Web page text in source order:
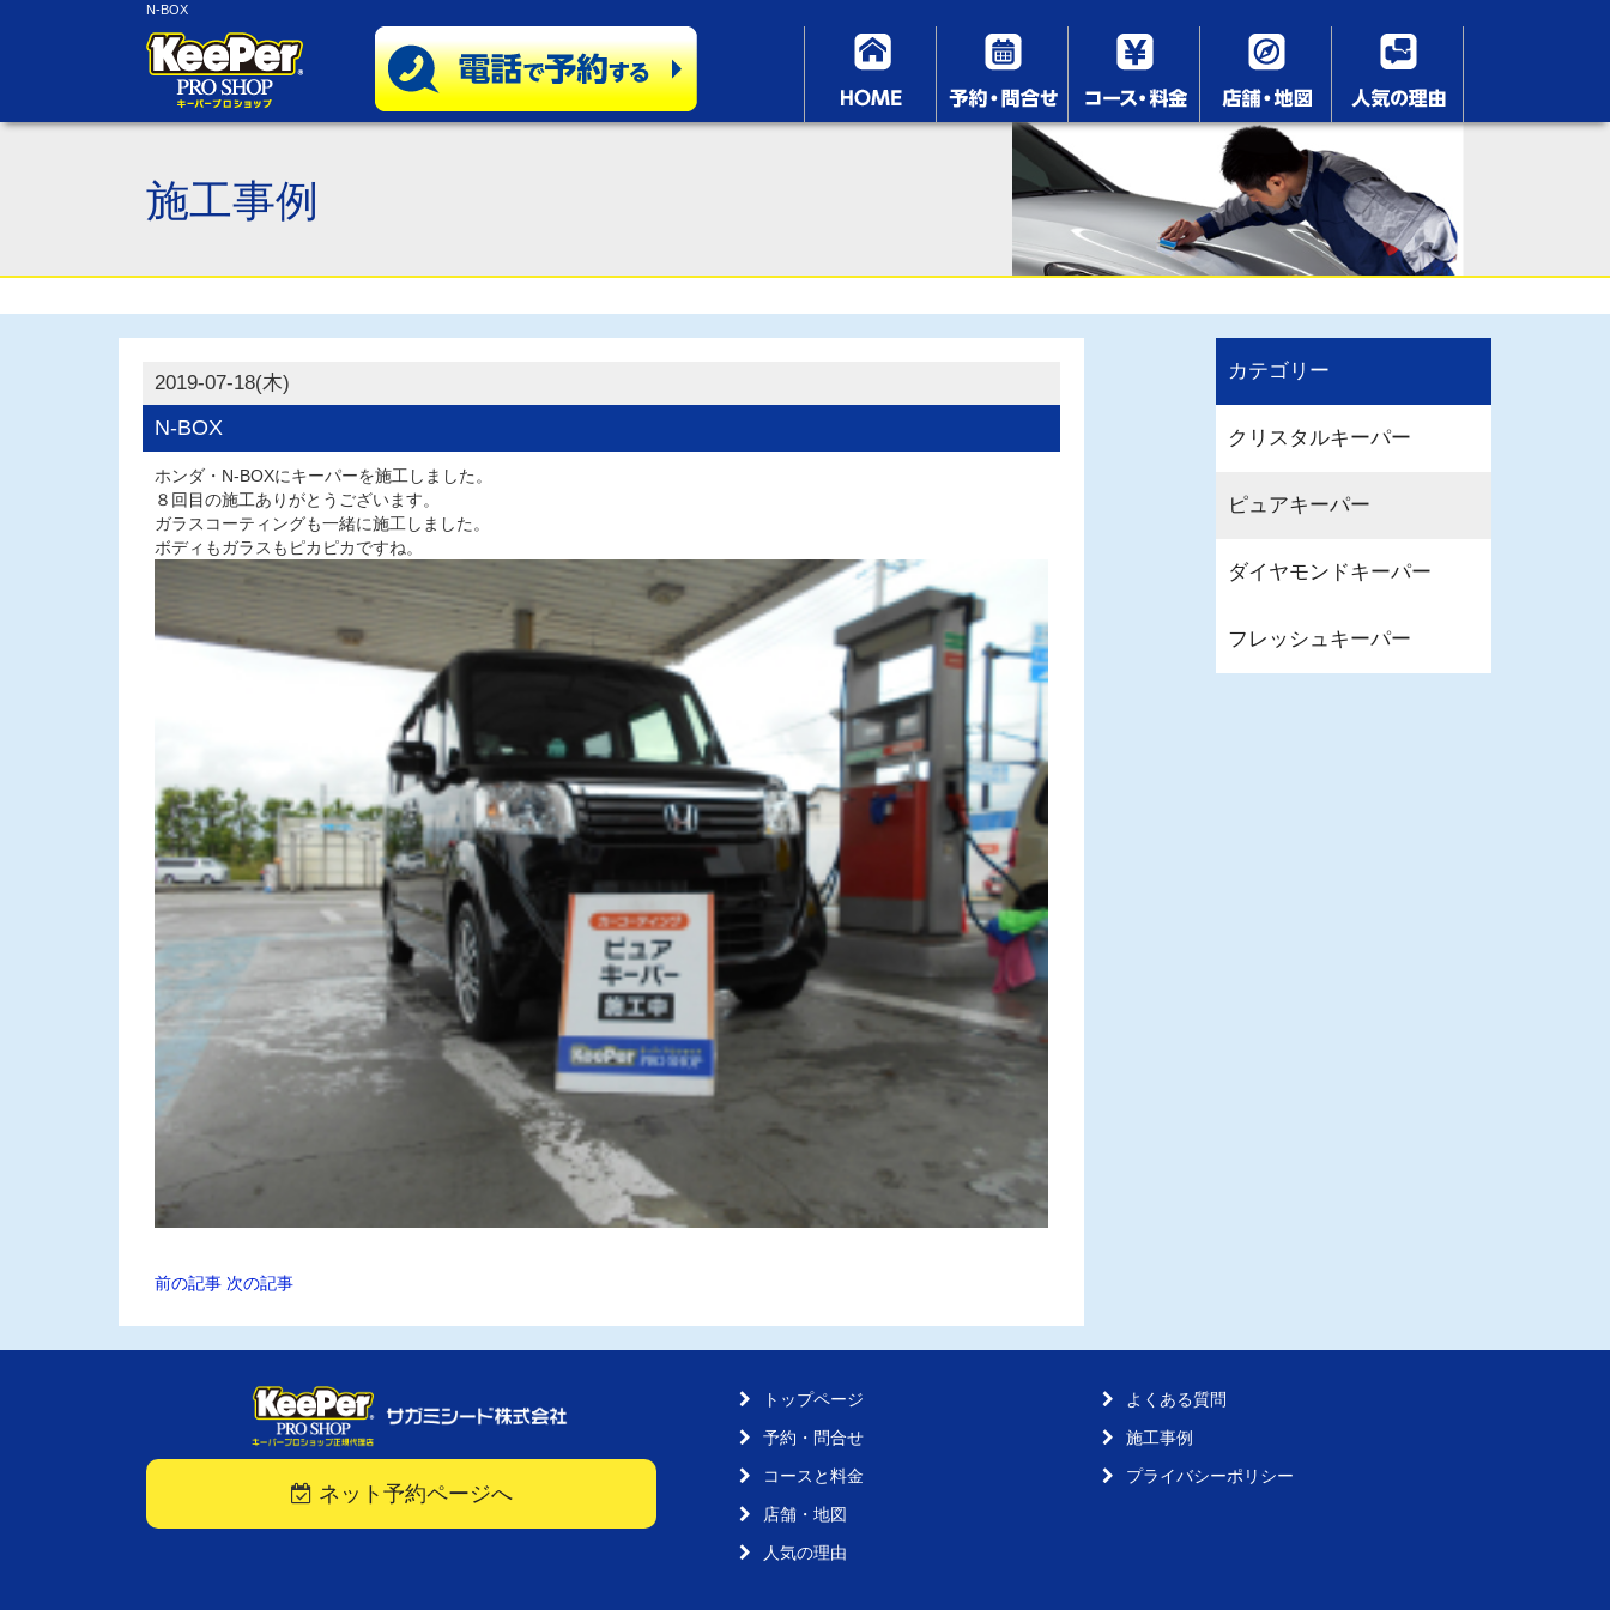
N-BOX
施工事例
2019-07-18(木)
N-BOX
ホンダ・N-BOXにキーパーを施工しました。
８回目の施工ありがとうございます。
ガラスコーティングも一緒に施工しました。
ボディもガラスもピカピカですね。
前の記事 次の記事
カテゴリー
クリスタルキーパー
ピュアキーパー
ダイヤモンドキーパー
フレッシュキーパー
ネット予約ページへ
トップページ
予約・問合せ
コースと料金
店舗・地図
人気の理由
よくある質問
施工事例
プライバシーポリシー